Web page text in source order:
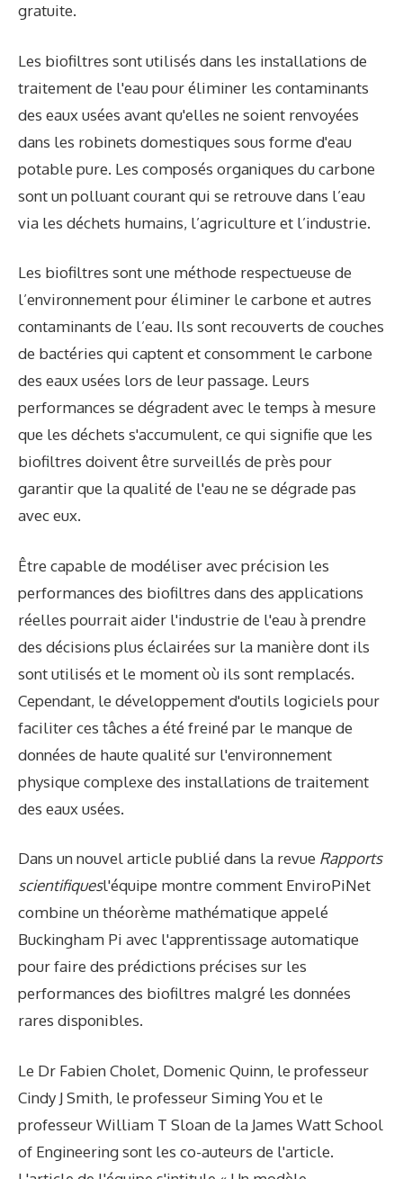
gratuite.
Les biofiltres sont utilisés dans les installations de
traitement de l'eau pour éliminer les contaminants
des eaux usées avant qu'elles ne soient renvoyées
dans les robinets domestiques sous forme d'eau
potable pure. Les composés organiques du carbone
sont un polluant courant qui se retrouve dans l’eau
via les déchets humains, l’agriculture et l’industrie.
Les biofiltres sont une méthode respectueuse de
l’environnement pour éliminer le carbone et autres
contaminants de l’eau. Ils sont recouverts de couches
de bactéries qui captent et consomment le carbone
des eaux usées lors de leur passage. Leurs
performances se dégradent avec le temps à mesure
que les déchets s'accumulent, ce qui signifie que les
biofiltres doivent être surveillés de près pour
garantir que la qualité de l'eau ne se dégrade pas
avec eux.
Être capable de modéliser avec précision les
performances des biofiltres dans des applications
réelles pourrait aider l'industrie de l'eau à prendre
des décisions plus éclairées sur la manière dont ils
sont utilisés et le moment où ils sont remplacés.
Cependant, le développement d'outils logiciels pour
faciliter ces tâches a été freiné par le manque de
données de haute qualité sur l'environnement
physique complexe des installations de traitement
des eaux usées.
Dans un nouvel article publié dans la revue Rapports
scientifiquesl'équipe montre comment EnviroPiNet
combine un théorème mathématique appelé
Buckingham Pi avec l'apprentissage automatique
pour faire des prédictions précises sur les
performances des biofiltres malgré les données
rares disponibles.
Le Dr Fabien Cholet, Domenic Quinn, le professeur
Cindy J Smith, le professeur Siming You et le
professeur William T Sloan de la James Watt School
of Engineering sont les co-auteurs de l'article.